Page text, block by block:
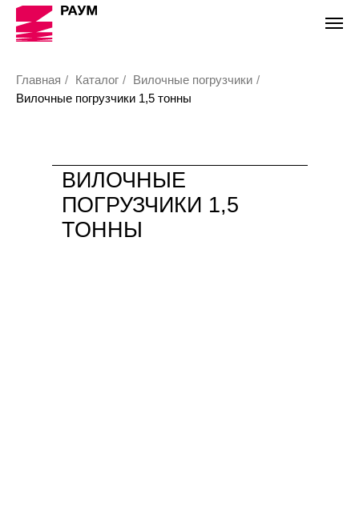
Главная / Каталог / Вилочные погрузчики /
Вилочные погрузчики 1,5 тонны
ВИЛОЧНЫЕ
ПОГРУЗЧИКИ 1,5
ТОННЫ